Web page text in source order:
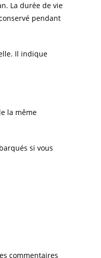
La durée de vie
pendant
Il indique
la même
si vous
commentaires